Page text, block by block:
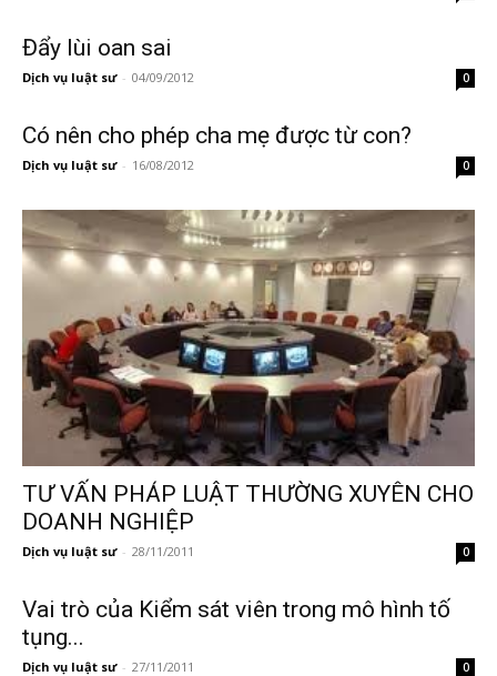
Đẩy lùi oan sai
Dịch vụ luật sư - 04/09/2012 0
Có nên cho phép cha mẹ được từ con?
Dịch vụ luật sư - 16/08/2012 0
TƯ VẤN PHÁP LUẬT THƯỜNG XUYÊN CHO
DOANH NGHIỆP
Dịch vụ luật sư - 28/11/2011 0
Vai trò của Kiểm sát viên trong mô hình tố
tụng...
Dịch vụ luật sư - 27/11/2011 0